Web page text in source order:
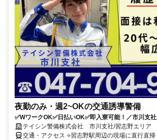
夜勤のみ・週2~OKの交通誘導警備
✅WワークOK✅日払いOK✅即入寮可能！／市川支社
テイシン警備株式会社 市川支社/習志野エリア
交通・アクセス ⭐習志野駅周辺の現場に直行直帰